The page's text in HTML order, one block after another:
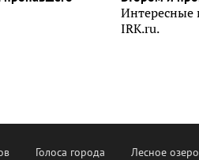
Интересные
IRK.ru.
Голоса города Лесное озеро